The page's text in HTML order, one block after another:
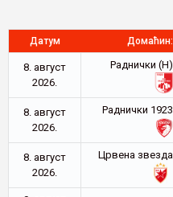
Датум Домаћин:
8. август
2026.
Раднички (Н)
8. август
2026.
Раднички 1923
8. август
2026.
Црвена звезда